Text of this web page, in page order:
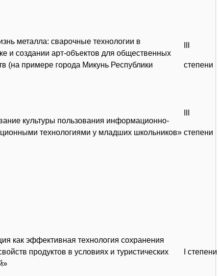
металла: сварочные технологии в
и создании арт-объектов для общественных
(на примере города Микунь Республики
степени
культуры пользования информационно-
технологиями у младших школьников» степени
как эффективная технология сохранения
продуктов в условиях и туристических
I степени